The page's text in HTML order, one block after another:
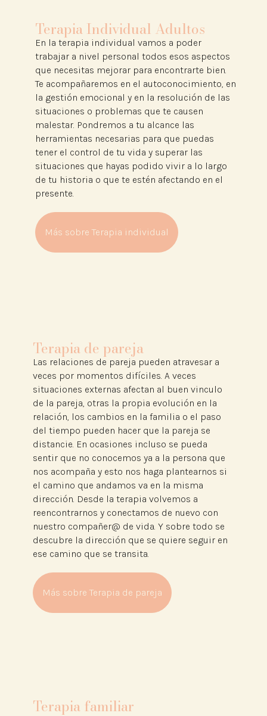
Terapia Individual Adultos
En la terapia individual vamos a poder
trabajar a nivel personal todos esos aspectos
que necesitas mejorar para encontrarte bien.
Te acompañaremos en el autoconocimiento, en
la gestión emocional y en la resolución de las
situaciones o problemas que te causen
malestar. Pondremos a tu alcance las
herramientas necesarias para que puedas
tener el control de tu vida y superar las
situaciones que hayas podido vivir a lo largo
de tu historia o que te estén afectando en el
presente.
Más sobre Terapia individual
Terapia de pareja
Las relaciones de pareja pueden atravesar a
veces por momentos difíciles. A veces
situaciones externas afectan al buen vinculo
de la pareja, otras la propia evolución en la
relación, los cambios en la familia o el paso
del tiempo pueden hacer que la pareja se
distancie. En ocasiones incluso se pueda
sentir que no conocemos ya a la persona que
nos acompaña y esto nos haga plantearnos si
el camino que andamos va en la misma
dirección. Desde la terapia volvemos a
reencontrarnos y conectamos de nuevo con
nuestro compañer@ de vida. Y sobre todo se
descubre la dirección que se quiere seguir en
ese camino que se transita.
Más sobre Terapia de pareja
Terapia familiar